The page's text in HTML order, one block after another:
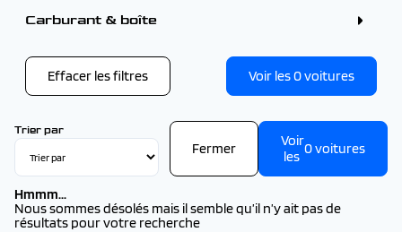
FORD (30)
KIA (2)
OMODA (1)
OMODA - JAECOO (1)
OPEL (1)
RENAULT (92)
SEAT (1)
TOYOTA (3)
VOLKSWAGEN (2)
VOLVO (1)
VOLKSWAGEN
VOLKSWAGEN T-ROC (1)
Carburant & boîte
Effacer les filtres Voir les0voitures
Trier par
Fermer
Voir
les 0voitures
Hmmm...
Nous sommes désolés mais il semble qu’il n’y ait pas de
résultats pour votre recherche